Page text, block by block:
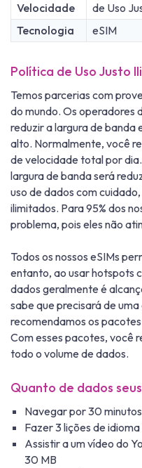
Velocidade
de Uso
Tecnologia
eSIM
Política de Uso Justo
Temos parcerias com
do mundo. Os operadores
reduzir a largura de banda
alto. Normalmente, você
de velocidade total por
largura de banda será
uso de dados com
ilimitados. Para 95% dos
problema, pois eles não
Todos os nossos eSIMs
entanto, ao usar hotspots
dados geralmente é
sabe que precisará de
recomendamos os
Com esses pacotes, você
todo o volume de dados.
Quanto de dados
Navegar por 30
Fazer 3 lições de
Assistir a um vídeo do
30 MB